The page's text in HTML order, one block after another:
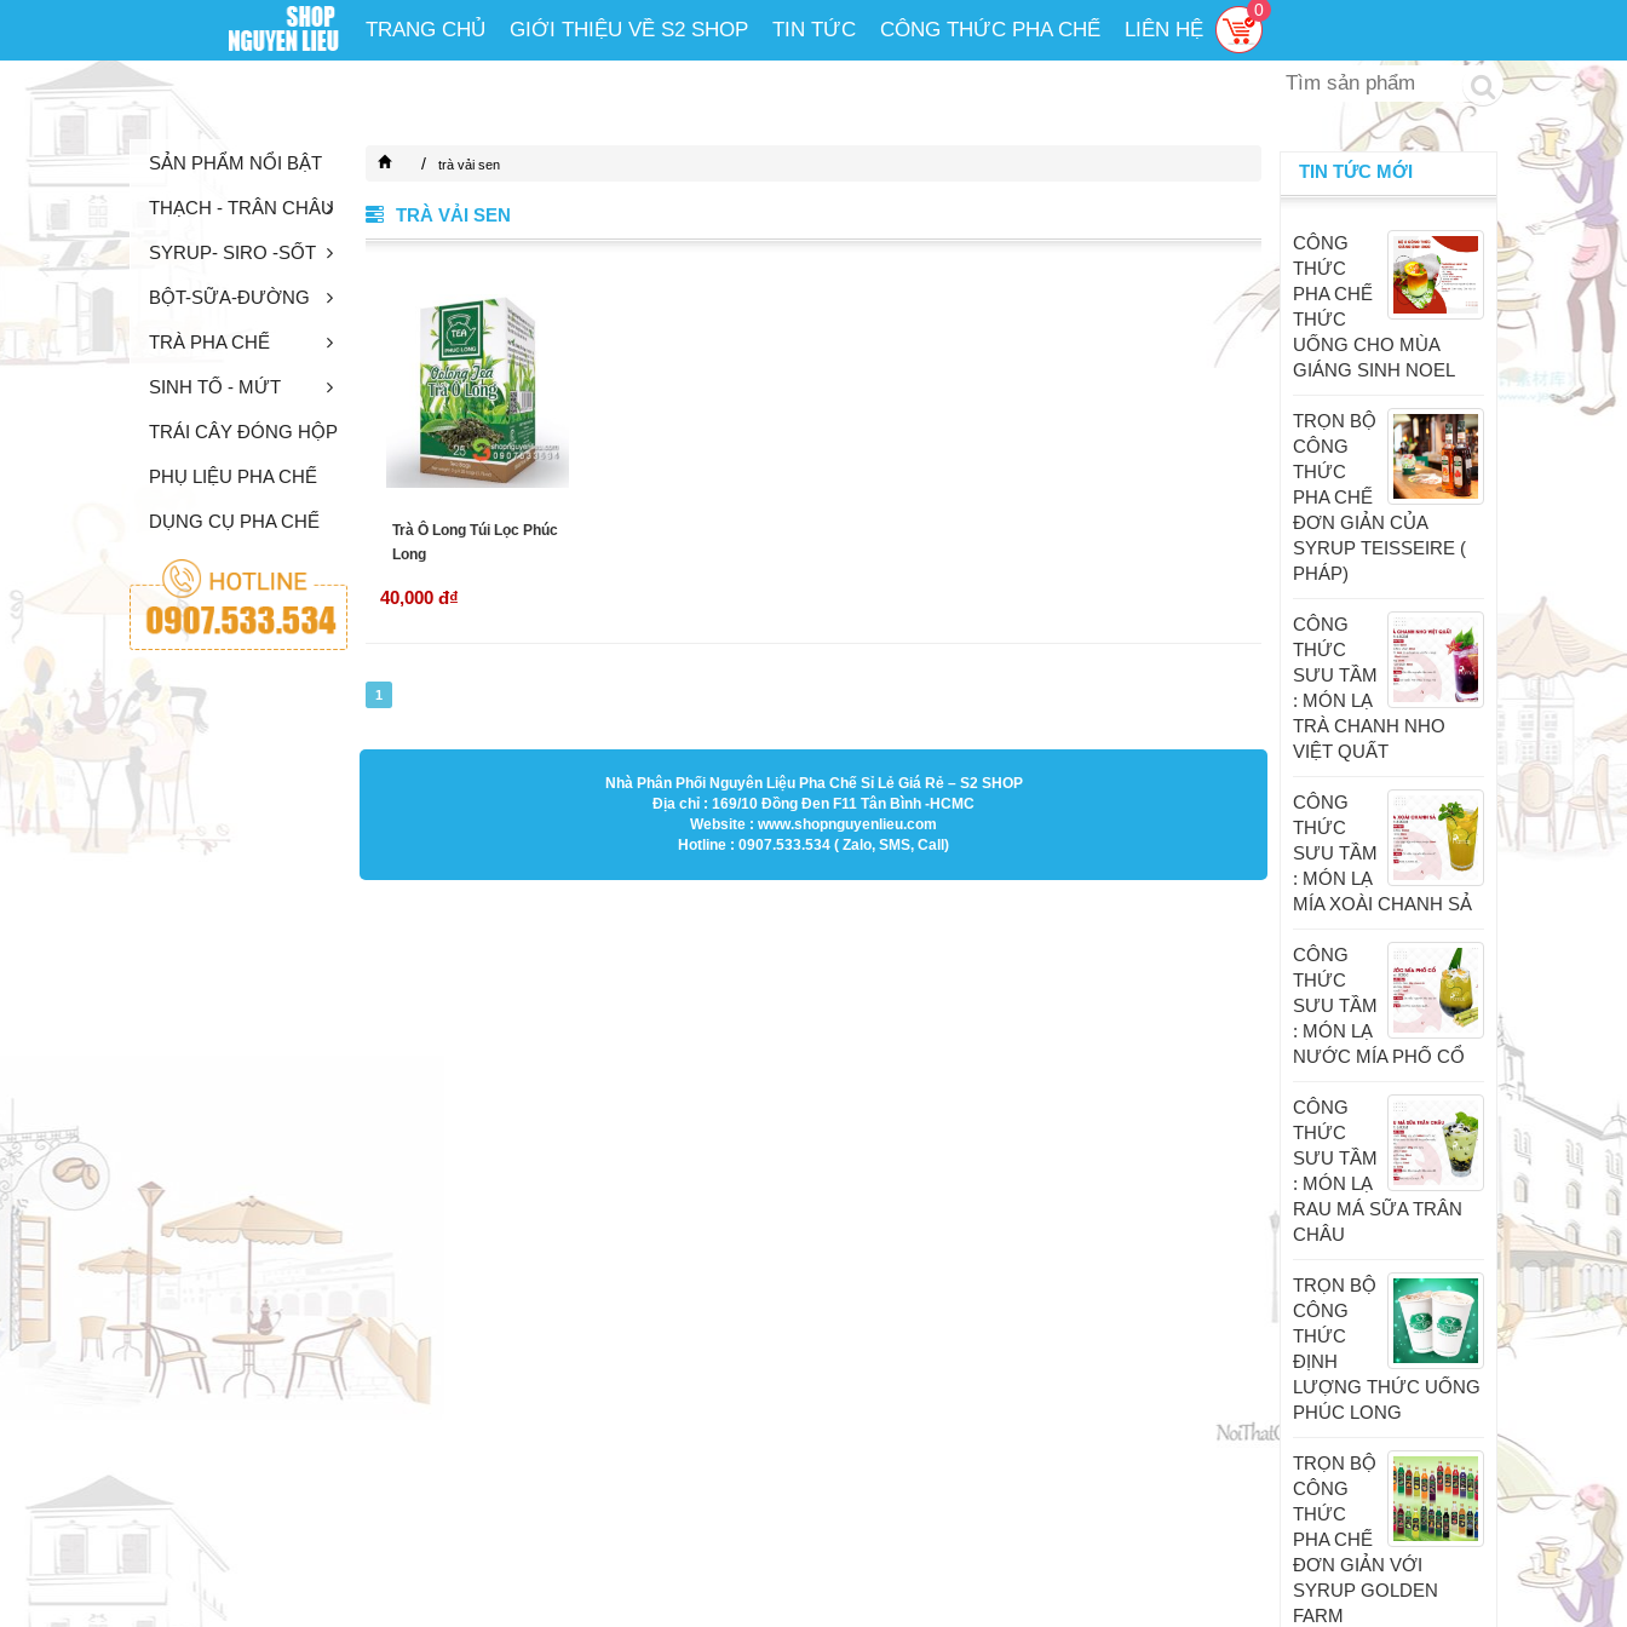
TRANG CHỦ GIỚI THIỆU VỀ S2 SHOP TIN TỨC CÔNG THỨC PHA CHẾ LIÊN HỆ
0
SẢN PHẨM NỔI BẬT
THẠCH - TRÂN CHÂU
SYRUP- SIRO -SỐT
BỘT-SỮA-ĐƯỜNG
TRÀ PHA CHẾ
SINH TỐ - MỨT
TRÁI CÂY ĐÓNG HỘP
PHỤ LIỆU PHA CHẾ
DỤNG CỤ PHA CHẾ
/ trà vải sen
TRÀ VẢI SEN
Trà Ô Long Túi Lọc Phúc
Long
40,000 đ₫
1
Nhà Phân Phối Nguyên Liệu Pha Chế Sỉ Lẻ Giá Rẻ – S2 SHOP
Địa chỉ : 169/10 Đồng Đen F11 Tân Bình -HCMC
Website : www.shopnguyenlieu.com
Hotline : 0907.533.534 ( Zalo, SMS, Call)
TIN TỨC MỚI
CÔNG
THỨC
PHA CHẾ
THỨC
UỐNG CHO MÙA
GIÁNG SINH NOEL
TRỌN BỘ
CÔNG
THỨC
PHA CHẾ
ĐƠN GIẢN CỦA
SYRUP TEISSEIRE (
PHÁP)
CÔNG
THỨC
SƯU TẦM
: MÓN LẠ
TRÀ CHANH NHO
VIỆT QUẤT
CÔNG
THỨC
SƯU TẦM
: MÓN LẠ
MÍA XOÀI CHANH SẢ
CÔNG
THỨC
SƯU TẦM
: MÓN LẠ
NƯỚC MÍA PHỐ CỔ
CÔNG
THỨC
SƯU TẦM
: MÓN LẠ
RAU MÁ SỮA TRÂN
CHÂU
TRỌN BỘ
CÔNG
THỨC
ĐỊNH
LƯỢNG THỨC UỐNG
PHÚC LONG
TRỌN BỘ
CÔNG
THỨC
PHA CHẾ
ĐƠN GIẢN VỚI
SYRUP GOLDEN
FARM